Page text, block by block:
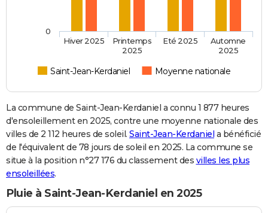
Saint-Jean-Kerdaniel Moyenne nationale
Hiver 2025
Printemps
2025
Eté 2025
Automne
2025
0
La commune de Saint-Jean-Kerdaniel a connu 1 877 heures
d'ensoleillement en 2025, contre une moyenne nationale des
villes de 2 112 heures de soleil. Saint-Jean-Kerdaniel a bénéficié
de l'équivalent de 78 jours de soleil en 2025. La commune se
situe à la position n°27 176 du classement des villes les plus
ensoleillées.
Pluie à Saint-Jean-Kerdaniel en 2025